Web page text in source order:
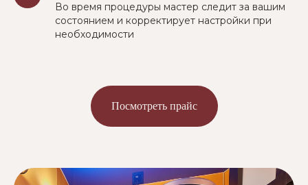
Во время процедуры мастер следит за вашим
состоянием и корректирует настройки при
необходимости
Посмотреть прайс